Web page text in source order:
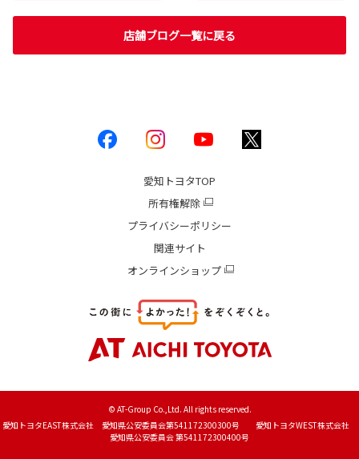
店舗ブログ一覧に戻る
愛知トヨタTOP
所有権解除
プライバシーポリシー
関連サイト
オンラインショップ
© AT-Group Co.,Ltd. All rights reserved.
愛知トヨタEAST株式会社 愛知県公安委員会第541172300300号 愛知トヨタWEST株式会社
愛知県公安委員会 第541172300400号